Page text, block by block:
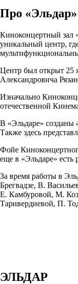
Про «Эльдар»
Киноконцертный зал
уникальный центр,
Центр был открыт 25
Александровича
Изначально
отечественной
В «Эльдаре» созданы
Также здесь
Фойе
еще в «Эльдаре» есть
За время работы в
Брегвадзе, В.
Е. Камбуровой, М.
Таривердиевой, П.
ЭЛЬДАР